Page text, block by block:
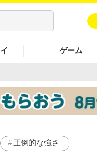
ゲーム
圧倒的な強さ